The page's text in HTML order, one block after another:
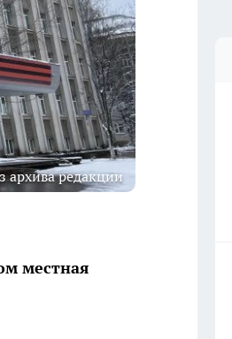
архива редакции
местная